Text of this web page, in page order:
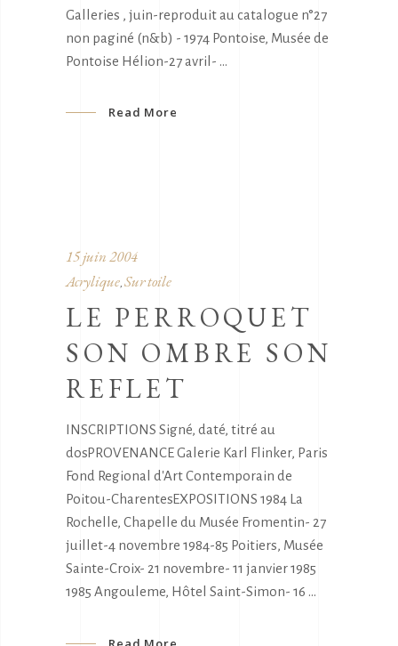
Galleries , juin-reproduit au catalogue n°27
non paginé (n&b) - 1974 Pontoise, Musée de
Pontoise Hélion-27 avril-
Read More
15 juin 2004
Acrylique, Sur toile
LE PERROQUET
SON OMBRE SON
REFLET
INSCRIPTIONS Signé, daté, titré au
dosPROVENANCE Galerie Karl Flinker, Paris
Fond Regional d'Art Contemporain de
Poitou-CharentesEXPOSITIONS 1984 La
Rochelle, Chapelle du Musée Fromentin- 27
juillet-4 novembre 1984-85 Poitiers, Musée
Sainte-Croix- 21 novembre- 11 janvier 1985
1985 Angouleme, Hôtel Saint-Simon- 16